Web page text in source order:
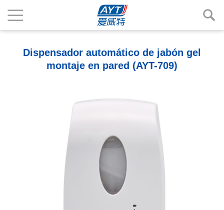
Dispensador automático de jabón gel
montaje en pared (AYT-709)